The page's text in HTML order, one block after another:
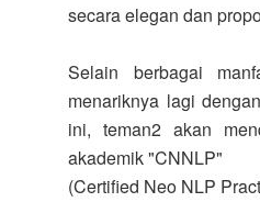
secara elegan dan
Selain berbagai
menariknya lagi
ini, teman2 akan
akademik "CNNLP"
(Certified Neo NLP